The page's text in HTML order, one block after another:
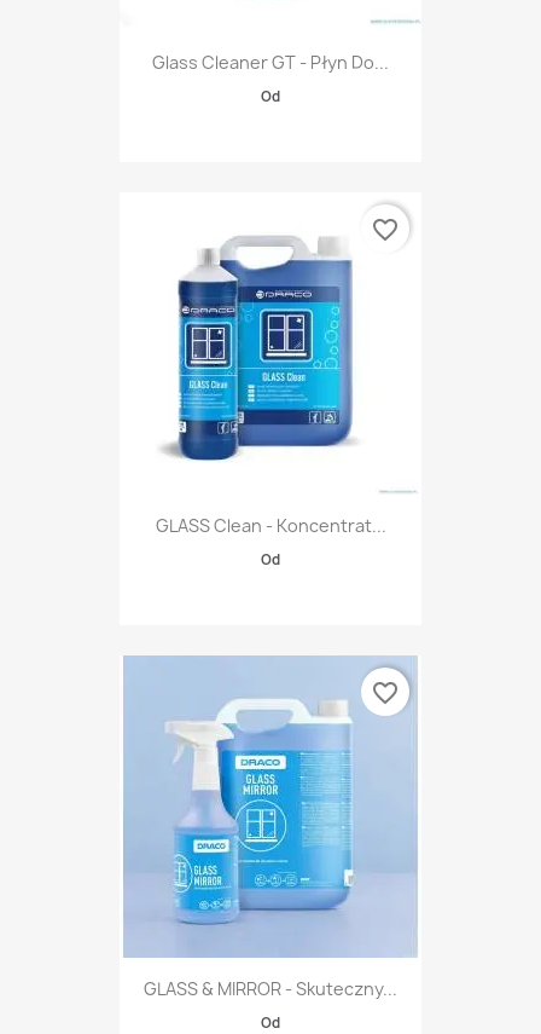
Glass Cleaner GT - Płyn Do...
Od
GLASS Clean - Koncentrat...
Od
favorite_border
GLASS & MIRROR - Skuteczny...
Od
favorite_border